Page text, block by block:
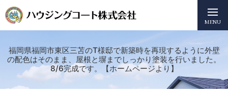
MENU
福岡県福岡市東区三苫のT様邸で新築時を再現するように外壁
の配色はそのまま、屋根と塀までしっかり塗装を行いました。
8/6完成です。【ホームページより】